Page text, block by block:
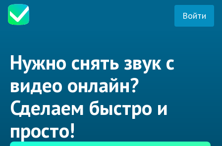
Войти
Нужно снять звук с
видео онлайн?
Сделаем быстро и
просто!